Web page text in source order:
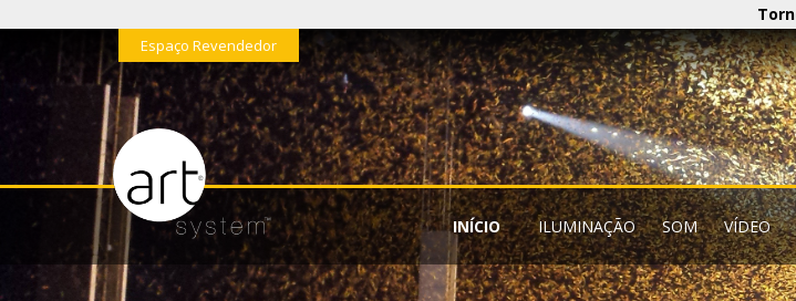
Espaço Revendedor
INÍCIO ILUMINAÇÃO SOM VÍDEO